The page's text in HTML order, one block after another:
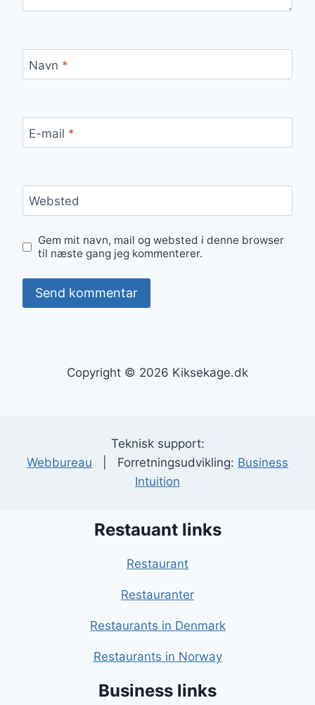
Navn *
E-mail *
Websted
Gem mit navn, mail og websted i denne browser
til næste gang jeg kommenterer.
Copyright © 2026 Kiksekage.dk
Teknisk support:
Webbureau | Forretningsudvikling: Business
Intuition
Restauant links
Restaurant
Restauranter
Restaurants in Denmark
Restaurants in Norway
Business links